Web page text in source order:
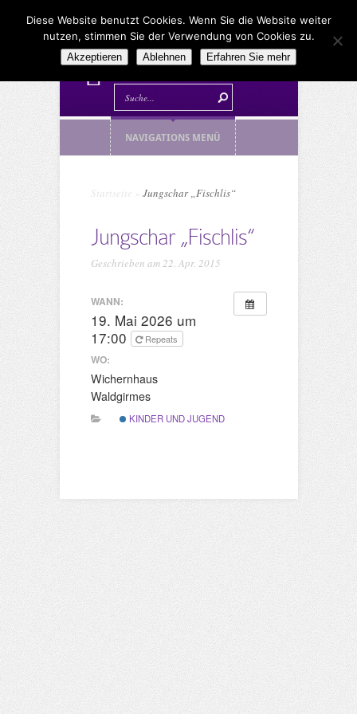
NAVIGATIONS MENÜ
Startseite Jungschar „Fischlis“
Jungschar „Fischlis“
Geschrieben am 22. Apr. 2015
WANN:
19. Mai 2026 um
17:00
Repeats
WO:
Wichernhaus
Waldgirmes
KINDER UND JUGEND
Diese Website benutzt Cookies. Wenn Sie die Website weiter
nutzen, stimmen Sie der Verwendung von Cookies zu.
Akzeptieren Ablehnen Erfahren Sie mehr